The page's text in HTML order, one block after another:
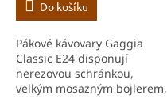
Do košíku
Pákové kávovary Gaggia
Classic E24 disponují
nerezovou schránkou,
velkým mosazným bojlerem,